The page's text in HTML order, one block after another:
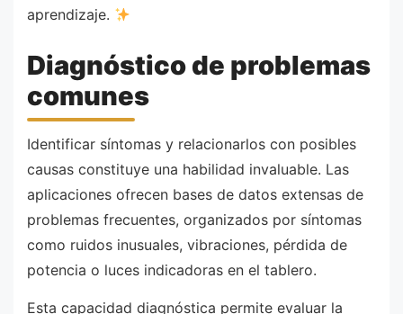
aprendizaje.
Diagnóstico de problemas
comunes
Identificar síntomas y relacionarlos con posibles
causas constituye una habilidad invaluable. Las
aplicaciones ofrecen bases de datos extensas de
problemas frecuentes, organizados por síntomas
como ruidos inusuales, vibraciones, pérdida de
potencia o luces indicadoras en el tablero.
Esta capacidad diagnóstica permite evaluar la